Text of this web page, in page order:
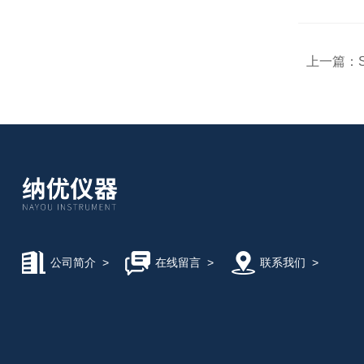
上一篇：
公司简介 > 在线留言> 联系我们 >